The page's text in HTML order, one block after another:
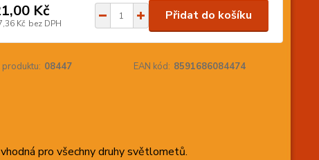
Kč
Kč bez DPH
Přidat do košíku
08447 EAN kód: 8591686084474
pro všechny druhy světlometů.